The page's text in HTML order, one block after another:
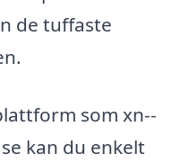
de tuffaste
som xn--
kan du enkelt